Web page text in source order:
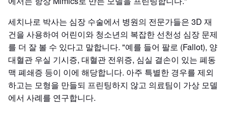
세치나로 박사는 심장 수술에서 병원의 전문가들은 3D 재
건을 사용하여 어린이와 청소년의 복잡한 선천성 심장 문제
를 더 잘 볼 수 있다고 말합니다. "예를 들어 팔로 (Fallot), 양
대혈관 우실 기시증, 대혈관 전위증, 심실 결손이 있는 폐동
맥 폐쇄증 등이 이에 해당합니다. 아주 특별한 경우를 제외
하고는 모형을 만들되 프린팅하지 않고 의료팀이 가상 모델
에서 사례를 연구합니다.